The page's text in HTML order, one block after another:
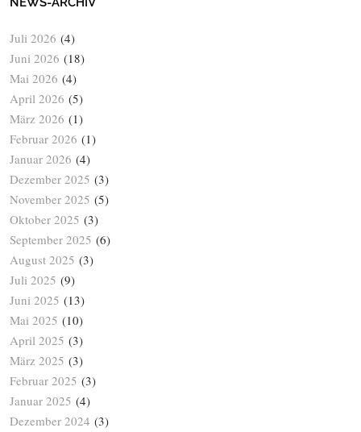
Juli 2026 (4)
Juni 2026 (18)
Mai 2026 (4)
April 2026 (5)
März 2026 (1)
Februar 2026 (1)
Januar 2026 (4)
Dezember 2025 (3)
November 2025 (5)
Oktober 2025 (3)
September 2025 (6)
August 2025 (3)
Juli 2025 (9)
Juni 2025 (13)
Mai 2025 (10)
April 2025 (3)
März 2025 (3)
Februar 2025 (3)
Januar 2025 (4)
Dezember 2024 (3)